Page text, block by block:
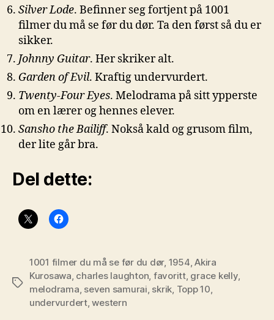
Silver Lode. Befinner seg fortjent på 1001
filmer du må se før du dør. Ta den først så du er
sikker.
Johnny Guitar. Her skriker alt.
Garden of Evil. Kraftig undervurdert.
Twenty-Four Eyes. Melodrama på sitt ypperste
om en lærer og hennes elever.
Sansho the Bailiff. Nokså kald og grusom film,
der lite går bra.
Del dette:
Stikkord
1001 filmer du må se før du dør, 1954 ,Akira
Kurosawa charles laughton favoritt, grace kelly,
melodrama seven samurai skrik Topp 10
undervurdert,western